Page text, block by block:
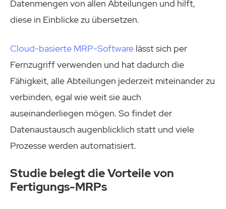
Datenmengen von allen Abteilungen und hilft,
diese in Einblicke zu übersetzen.
Cloud-basierte MRP-Software lässt sich per
Fernzugriff verwenden und hat dadurch die
Fähigkeit, alle Abteilungen jederzeit miteinander zu
verbinden, egal wie weit sie auch
auseinanderliegen mögen. So findet der
Datenaustausch augenblicklich statt und viele
Prozesse werden automatisiert.
Studie belegt die Vorteile von
Fertigungs-MRPs